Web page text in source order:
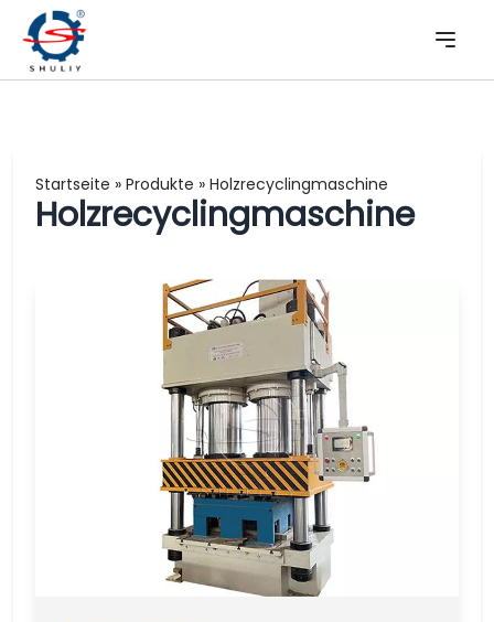
Startseite » Produkte » Holzrecyclingmaschine
Holzrecyclingmaschine